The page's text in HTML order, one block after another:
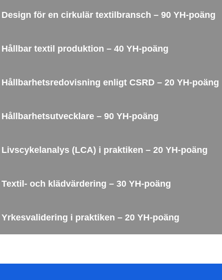
Design för en cirkulär textilbransch – 90 YH-poäng
Hållbar textil produktion – 40 YH-poäng
Hållbarhetsredovisning enligt CSRD – 20 YH-poäng
Hållbarhetsutvecklare – 90 YH-poäng
Livscykelanalys (LCA) i praktiken – 20 YH-poäng
Textil- och klädvärdering – 30 YH-poäng
Yrkesvalidering i praktiken – 20 YH-poäng